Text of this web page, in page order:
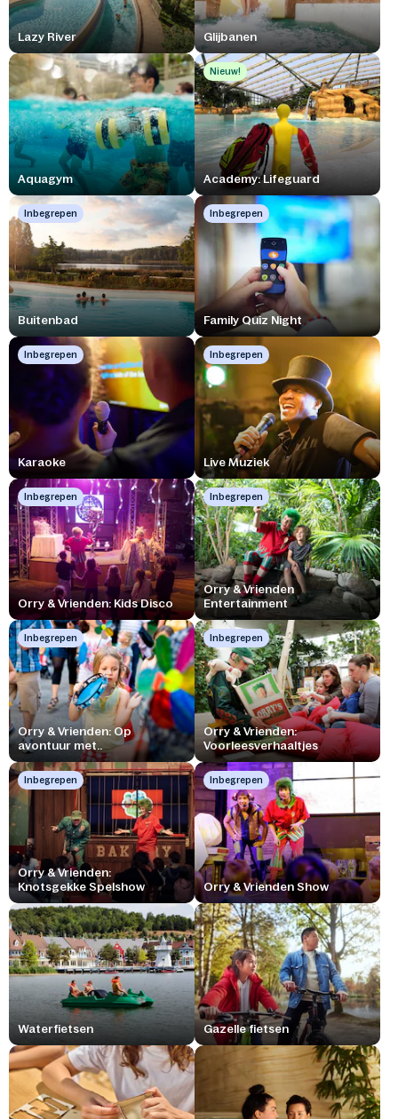
Lazy River Glijbanen
Aquagym
Nieuw!
Academy: Lifeguard
Inbegrepen
Buitenbad
Inbegrepen
Family Quiz Night
Inbegrepen
Karaoke
Inbegrepen
Live Muziek
Inbegrepen
Orry & Vrienden: Kids Disco
Inbegrepen
Orry & Vrienden
Entertainment
Inbegrepen
Orry & Vrienden: Op
avontuur met..
Inbegrepen
Orry & Vrienden:
Voorleesverhaaltjes
Inbegrepen
Orry & Vrienden:
Knotsgekke Spelshow
Inbegrepen
Orry & Vrienden Show
Waterfietsen Gazelle fietsen